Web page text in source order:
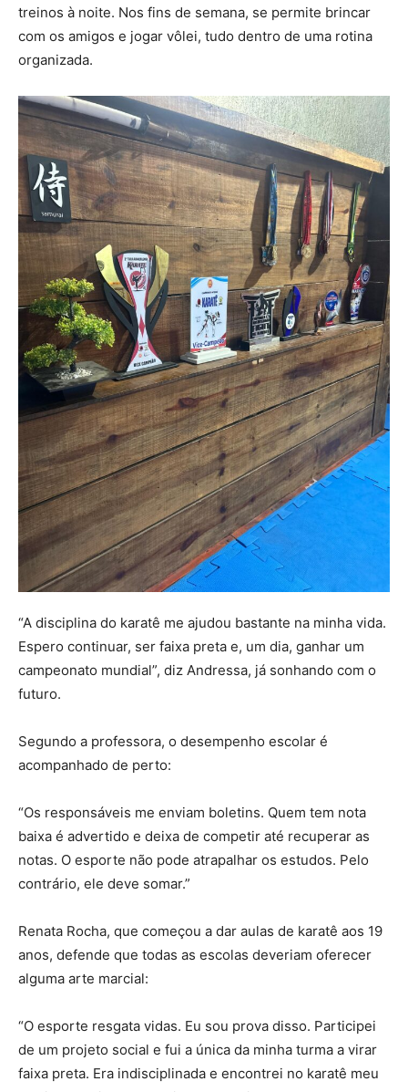
treinos à noite. Nos fins de semana, se permite brincar
com os amigos e jogar vôlei, tudo dentro de uma rotina
organizada.
“A disciplina do karatê me ajudou bastante na minha vida.
Espero continuar, ser faixa preta e, um dia, ganhar um
campeonato mundial”, diz Andressa, já sonhando com o
futuro.
Segundo a professora, o desempenho escolar é
acompanhado de perto:
“Os responsáveis me enviam boletins. Quem tem nota
baixa é advertido e deixa de competir até recuperar as
notas. O esporte não pode atrapalhar os estudos. Pelo
contrário, ele deve somar.”
Renata Rocha, que começou a dar aulas de karatê aos 19
anos, defende que todas as escolas deveriam oferecer
alguma arte marcial:
“O esporte resgata vidas. Eu sou prova disso. Participei
de um projeto social e fui a única da minha turma a virar
faixa preta. Era indisciplinada e encontrei no karatê meu